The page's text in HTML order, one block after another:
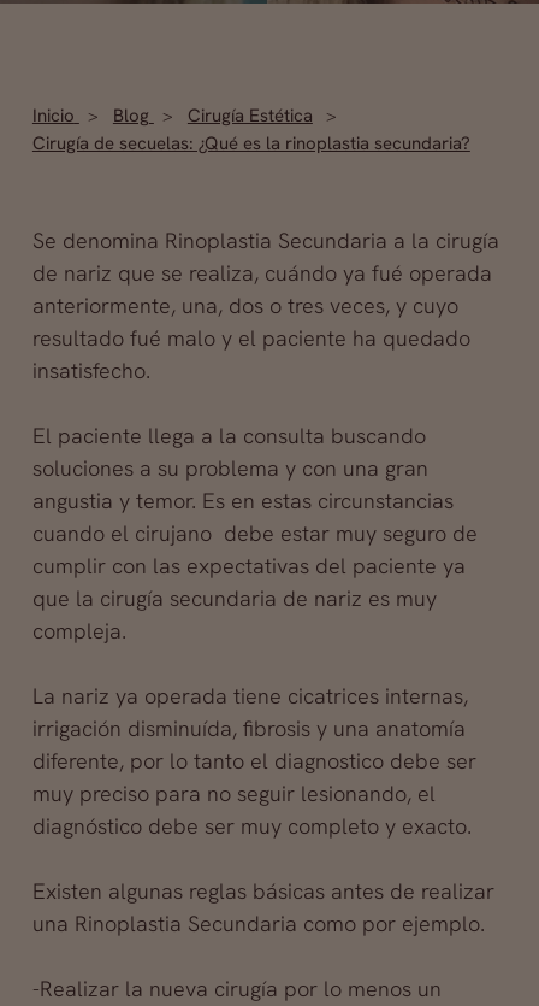
Inicio Blog
Cirugía Estética
Cirugía de secuelas: ¿Qué es la rinoplastia secundaria?
Se denomina Rinoplastia Secundaria a la cirugía
de nariz que se realiza, cuándo ya fué operada
anteriormente, una, dos o tres veces, y cuyo
resultado fué malo y el paciente ha quedado
insatisfecho.
El paciente llega a la consulta buscando
soluciones a su problema y con una gran
angustia y temor. Es en estas circunstancias
cuando el cirujano debe estar muy seguro de
cumplir con las expectativas del paciente ya
que la cirugía secundaria de nariz es muy
compleja.
La nariz ya operada tiene cicatrices internas,
irrigación disminuída, fibrosis y una anatomía
diferente, por lo tanto el diagnostico debe ser
muy preciso para no seguir lesionando, el
diagnóstico debe ser muy completo y exacto.
Existen algunas reglas básicas antes de realizar
una Rinoplastia Secundaria como por ejemplo.
-Realizar la nueva cirugía por lo menos un